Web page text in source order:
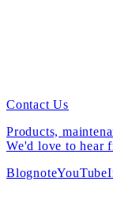
Contact Us
Products,
We'd love to hear
BlognoteYouTube